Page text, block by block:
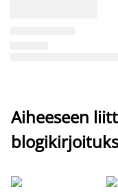
Aiheeseen